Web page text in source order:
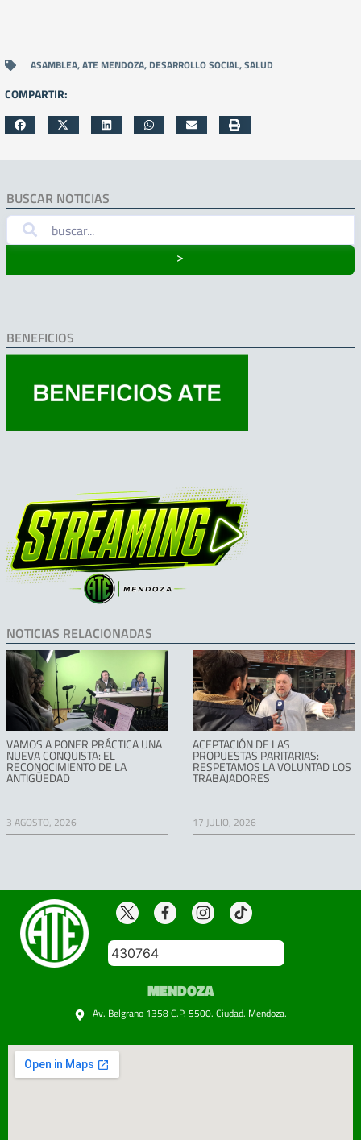
ASAMBLEA,ATE MENDOZA, DESARROLLO SOCIAL,SALUD
COMPARTIR:
BUSCAR NOTICIAS
˃
BENEFICIOS
NOTICIAS RELACIONADAS
VAMOS A PONER PRÁCTICA UNA
NUEVA CONQUISTA: EL
RECONOCIMIENTO DE LA
ANTIGÜEDAD
3 AGOSTO, 2026
ACEPTACIÓN DE LAS
PROPUESTAS PARITARIAS:
RESPETAMOS LA VOLUNTAD LOS
TRABAJADORES
17 JULIO, 2026
430764
MENDOZA
Av. Belgrano 1358 C.P. 5500. Ciudad. Mendoza.